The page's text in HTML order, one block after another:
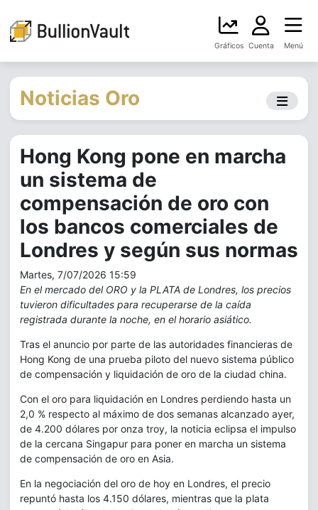
Gráficos Cuenta Menú
Noticias Oro
Hong Kong pone en marcha
un sistema de
compensación de oro con
los bancos comerciales de
Londres y según sus normas
Martes, 7/07/2026 15:59
En el mercado del ORO y la PLATA de Londres, los precios
tuvieron dificultades para recuperarse de la caída
registrada durante la noche, en el horario asiático.
Tras el anuncio por parte de las autoridades financieras de
Hong Kong de una prueba piloto del nuevo sistema público
de compensación y liquidación de oro de la ciudad china.
Con el oro para liquidación en Londres perdiendo hasta un
2,0 % respecto al máximo de dos semanas alcanzado ayer,
de 4.200 dólares por onza troy, la noticia eclipsa el impulso
de la cercana Singapur para poner en marcha un sistema
de compensación de oro en Asia.
En la negociación del oro de hoy en Londres, el precio
repuntó hasta los 4.150 dólares, mientras que la plata